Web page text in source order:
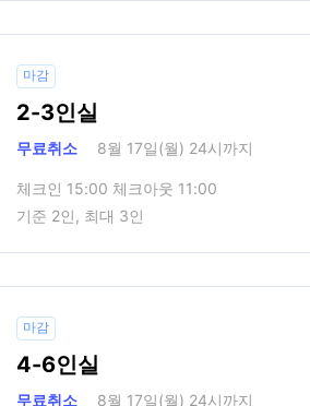
마감
2-3인실
무료취소 8월 17일(월) 24시까지
체크인 15:00 체크아웃 11:00
기준 2인, 최대 3인
마감
4-6인실
무료취소 8월 17일(월) 24시까지